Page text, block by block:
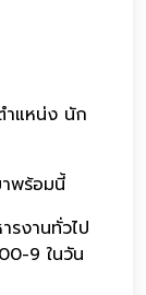
ำแหน่ง นัก
พร้อมนี้
รงานทั่วไป
9 ในวัน